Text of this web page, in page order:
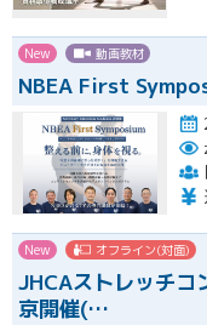
New 動画教材
NBEA First
New オフライン(対面)
JHCAストレッチ
京開催(…